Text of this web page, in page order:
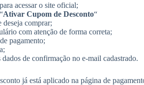
acessar o site oficial;
Ativar Cupom de Desconto“
comprar;
com atenção de forma correta;
pagamento;
dados de confirmação no e-mail cadastrado.
já está aplicado na página de